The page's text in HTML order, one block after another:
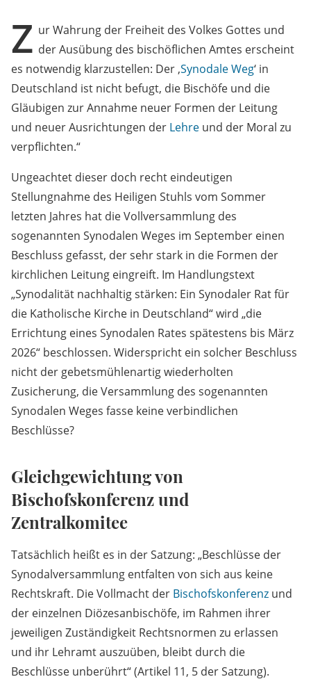
Z ur Wahrung der Freiheit des Volkes Gottes und
der Ausübung des bischöflichen Amtes erscheint
es notwendig klarzustellen: Der ,Synodale Weg‘ in
Deutschland ist nicht befugt, die Bischöfe und die
Gläubigen zur Annahme neuer Formen der Leitung
und neuer Ausrichtungen der Lehre und der Moral zu
verpflichten.“
Ungeachtet dieser doch recht eindeutigen
Stellungnahme des Heiligen Stuhls vom Sommer
letzten Jahres hat die Vollversammlung des
sogenannten Synodalen Weges im September einen
Beschluss gefasst, der sehr stark in die Formen der
kirchlichen Leitung eingreift. Im Handlungstext
„Synodalität nachhaltig stärken: Ein Synodaler Rat für
die Katholische Kirche in Deutschland“ wird „die
Errichtung eines Synodalen Rates spätestens bis März
2026“ beschlossen. Widerspricht ein solcher Beschluss
nicht der gebetsmühlenartig wiederholten
Zusicherung, die Versammlung des sogenannten
Synodalen Weges fasse keine verbindlichen
Beschlüsse?
Gleichgewichtung von
Bischofskonferenz und
Zentralkomitee
Tatsächlich heißt es in der Satzung: „Beschlüsse der
Synodalversammlung entfalten von sich aus keine
Rechtskraft. Die Vollmacht der Bischofskonferenz und
der einzelnen Diözesanbischöfe, im Rahmen ihrer
jeweiligen Zuständigkeit Rechtsnormen zu erlassen
und ihr Lehramt auszuüben, bleibt durch die
Beschlüsse unberührt“ (Artikel 11, 5 der Satzung).